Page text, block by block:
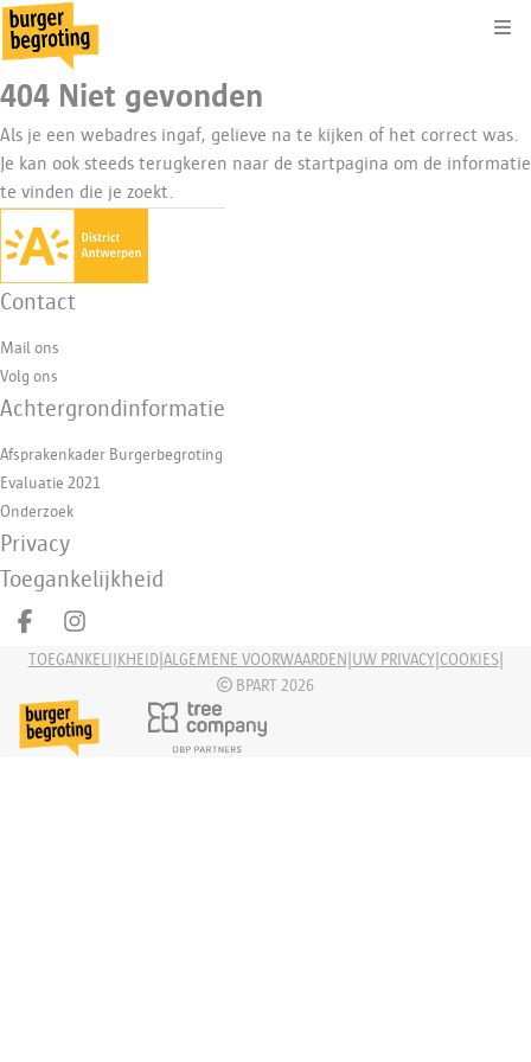
404 Niet gevonden
Als je een webadres ingaf, gelieve na te kijken of het correct was.
Je kan ook steeds terugkeren naar de startpagina om de informatie
te vinden die je zoekt.
Contact
Mail ons
Volg ons
Achtergrondinformatie
Afsprakenkader Burgerbegroting
Evaluatie 2021
Onderzoek
Privacy
Toegankelijkheid
Deel op facebook
Deel op Instagram
TOEGANKELIJKHEID| ALGEMENE VOORWAARDEN UW PRIVACY| COOKIES|
BPART 2026